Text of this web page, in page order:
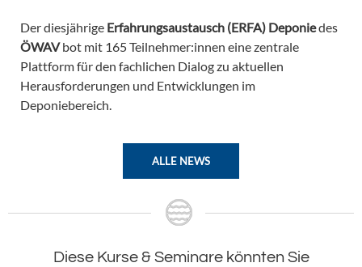
Der diesjährige Erfahrungsaustausch (ERFA) Deponiedes
ÖWAVbot mit 165 Teilnehmer:innen eine zentrale
Plattform für den fachlichen Dialog zu aktuellen
Herausforderungen und Entwicklungen im
Deponiebereich.
ALLE NEWS
Diese Kurse & Seminare könnten Sie